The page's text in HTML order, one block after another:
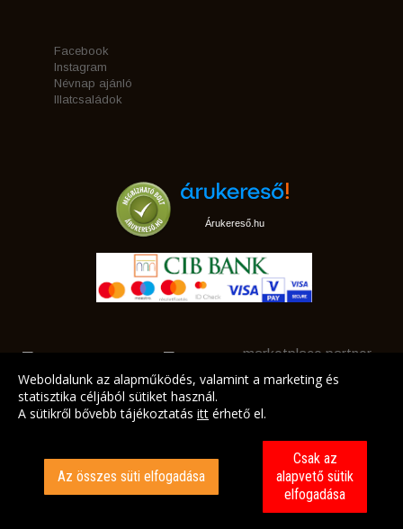
Facebook
Instagram
Névnap ajánló
Illatcsaládok
Árukereső.hu
marketplace partner
Weboldalunk az alapműködés, valamint a marketing és
statisztika céljából sütiket használ.
A sütikről bővebb tájékoztatás itt érhető el.
Az összes süti elfogadása
Csak az
alapvető sütik
elfogadása